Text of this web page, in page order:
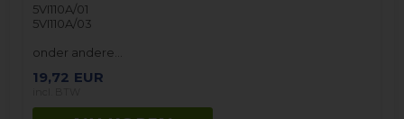
5VI110A/01
5VI110A/03
onder andere…
19,72 EUR